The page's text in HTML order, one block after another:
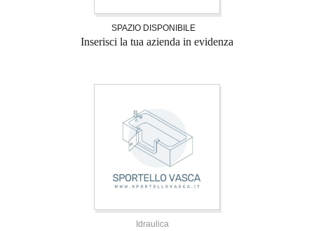
SPAZIO DISPONIBILE
Inserisci la tua azienda in evidenza
Idraulica